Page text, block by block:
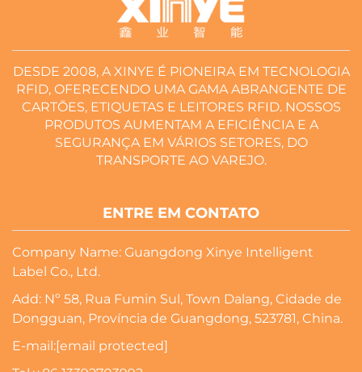
DESDE 2008, A XINYE É PIONEIRA EM TECNOLOGIA
RFID, OFERECENDO UMA GAMA ABRANGENTE DE
CARTÕES, ETIQUETAS E LEITORES RFID. NOSSOS
PRODUTOS AUMENTAM A EFICIÊNCIA E A
SEGURANÇA EM VÁRIOS SETORES, DO
TRANSPORTE AO VAREJO.
ENTRE EM CONTATO
Company Name: Guangdong Xinye Intelligent
Label Co., Ltd.
Add: Nº 58, Rua Fumin Sul, Town Dalang, Cidade de
Dongguan, Província de Guangdong, 523781, China.
E-mail:[email protected]